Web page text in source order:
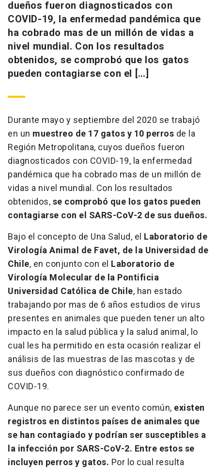
dueños fueron diagnosticados con
COVID-19, la enfermedad pandémica que
ha cobrado mas de un millón de vidas a
nivel mundial. Con los resultados
obtenidos, se comprobó que los gatos
pueden contagiarse con el […]
Durante mayo y septiembre del 2020 se trabajó
en un muestreo de 17 gatos y 10 perros de la
Región Metropolitana, cuyos dueños fueron
diagnosticados con COVID-19, la enfermedad
pandémica que ha cobrado mas de un millón de
vidas a nivel mundial. Con los resultados
obtenidos, se comprobó que los gatos pueden
contagiarse con el SARS-CoV-2 de sus dueños.
Bajo el concepto de Una Salud, el Laboratorio de
Virología Animal de Favet, de la Universidad de
Chile, en conjunto con el Laboratorio de
Virología Molecular de la Pontificia
Universidad Católica de Chile, han estado
trabajando por mas de 6 años estudios de virus
presentes en animales que pueden tener un alto
impacto en la salud pública y la salud animal, lo
cual les ha permitido en esta ocasión realizar el
análisis de las muestras de las mascotas y de
sus dueños con diagnóstico confirmado de
COVID-19.
Aunque no parece ser un evento común, existen
registros en distintos países de animales que
se han contagiado y podrían ser susceptibles a
la infección por SARS-CoV-2. Entre estos se
incluyen perros y gatos. Por lo cual resulta